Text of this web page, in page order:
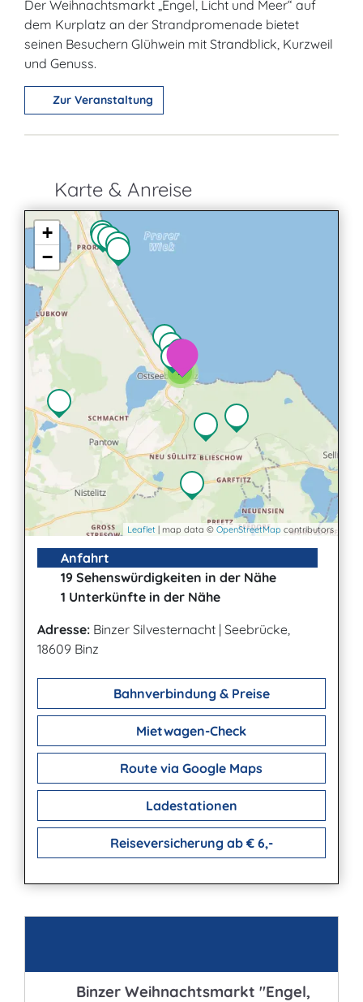
Der Weihnachtsmarkt „Engel, Licht und Meer“ auf
dem Kurplatz an der Strandpromenade bietet
seinen Besuchern Glühwein mit Strandblick, Kurzweil
und Genuss.
Zur Veranstaltung
Karte & Anreise
2
2
+
−
Leaflet | map data © OpenStreetMap contributors
Anfahrt
19 Sehenswürdigkeiten in der Nähe
1 Unterkünfte in der Nähe
Adresse: Binzer Silvesternacht | Seebrücke,
18609 Binz
Bahnverbindung & Preise
Mietwagen-Check
Route via Google Maps
Ladestationen
Reiseversicherung ab € 6,-
Binzer Weihnachtsmarkt "Engel,